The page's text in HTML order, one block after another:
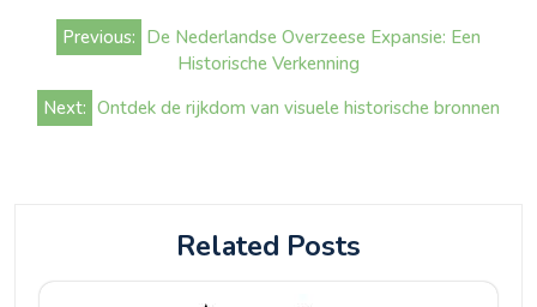
Bericht
navigatie
Previous: De Nederlandse Overzeese Expansie: Een
Historische Verkenning
Next: Ontdek de rijkdom van visuele historische bronnen
Related Posts